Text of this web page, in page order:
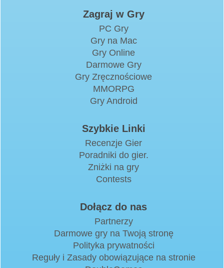
Zagraj w Gry
PC Gry
Gry na Mac
Gry Online
Darmowe Gry
Gry Zręcznościowe
MMORPG
Gry Android
Szybkie Linki
Recenzje Gier
Poradniki do gier.
Zniżki na gry
Contests
Dołącz do nas
Partnerzy
Darmowe gry na Twoją stronę
Polityka prywatności
Reguły i Zasady obowiązujące na stronie